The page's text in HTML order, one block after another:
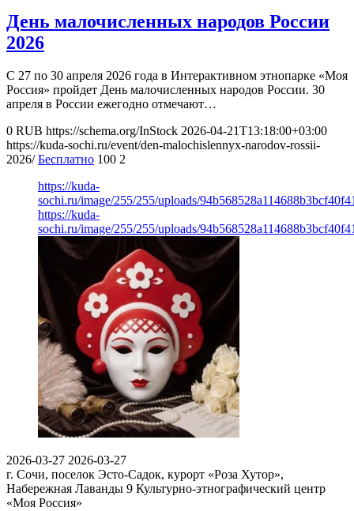
День малочисленных народов России
2026
С 27 по 30 апреля 2026 года в Интерактивном этнопарке «Моя
Россия» пройдет День малочисленных народов России. 30
апреля в России ежегодно отмечают…
0 RUB https://schema.org/InStock 2026-04-21T13:18:00+03:00
https://kuda-sochi.ru/event/den-malochislennyx-narodov-rossii-
2026/ Бесплатно 100 2
https://kuda-
sochi.ru/image/255/255/uploads/
https://kuda-
sochi.ru/image/255/255/uploads/
2026-03-27 2026-03-27
г. Сочи, поселок Эсто-Садок, курорт «Роза Хутор»,
Набережная Лаванды 9 Культурно-этнографический центр
«Моя Россия»